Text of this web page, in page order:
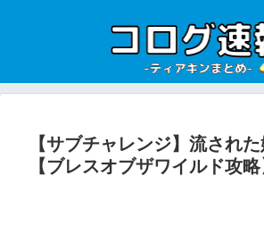
【サブチャレンジ】流され
【ブレスオブザワイルド攻略